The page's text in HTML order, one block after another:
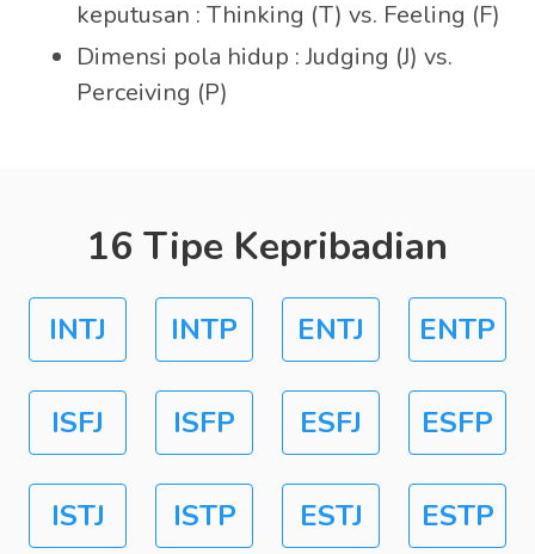
keputusan : Thinking (T) vs. Feeling (F)
Dimensi pola hidup : Judging (J) vs.
Perceiving (P)
16 Tipe Kepribadian
INTJ INTP ENTJ ENTP
ISFJ ISFP ESFJ ESFP
ISTJ ISTP ESTJ ESTP